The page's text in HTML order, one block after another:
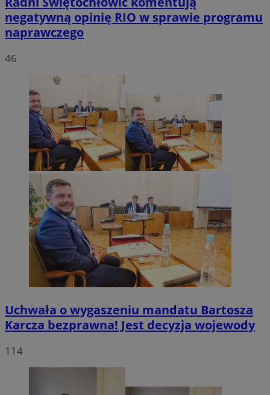
negatywną opinię RIO w sprawie programu
naprawczego
46
Uchwała o wygaszeniu mandatu Bartosza
Karcza bezprawna! Jest decyzja wojewody
114